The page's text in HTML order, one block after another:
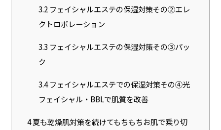
3.2 フェイシャルエステの保湿対策その②エレ
クトロポレーション
3.3 フェイシャルエステの保湿対策その③パッ
ク
3.4フェイシャルエステでの保湿対策その④光
フェイシャル・BBLで肌質を改善
4夏も乾燥肌対策を続けてもちもちお肌で乗り切